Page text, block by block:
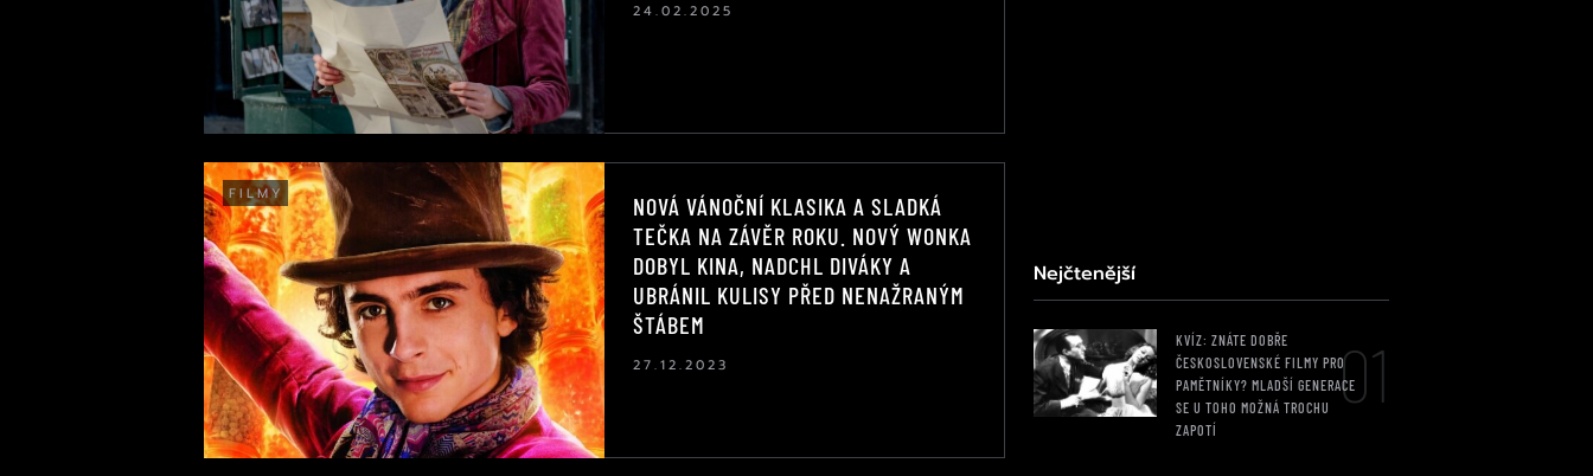
24.02.2025
FILMY
NOVÁ VÁNOČNÍ KLASIKA A SLADKÁ
TEČKA NA ZÁVĚR ROKU. NOVÝ WONKA
DOBYL KINA, NADCHL DIVÁKY A
UBRÁNIL KULISY PŘED NENAŽRANÝM
ŠTÁBEM
27.12.2023
Nejčtenější
KVÍZ: ZNÁTE DOBŘE
ČESKOSLOVENSKÉ FILMY PRO
PAMĚTNÍKY? MLADŠÍ GENERACE
SE U TOHO MOŽNÁ TROCHU
ZAPOTÍ
01